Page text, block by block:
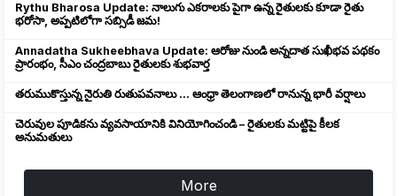
Rythu Bharosa Update: నాలుగు ఎకరాలకు పైగా ఉన్న రైతులకు కూడా రైతు
భరోసా, అప్పటిలోగా సబ్సిడీ జమ!
Annadatha Sukheebhava Update: ఆరోజు నుండి అన్నదాత సుఖీభవ పథకం
ప్రారంభం, సీఎం చంద్రబాబు రైతులకు శుభవార్త
తరుముకొస్తున్న నైరుతి రుతుపవనాలు ... ఆంధ్రా తెలంగాణలో రానున్న భారీ వర్షాలు
చెరువుల పూడికను వ్యవసాయానికి వినియోగించండి – రైతులకు మట్టిపై కీలక
అనుమతులు
More